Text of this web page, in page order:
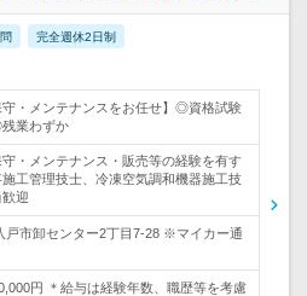
完全週休2日制
守・メンテナンスをお任せ】◎資格試験
業わずか
守・メンテナンス・販売等の経験を有す
工管理技士、冷凍空気調和機器施工技
迎
戸市卸センター2丁目7-28 ※マイカー通
円 ＊給与は経験年数、職歴等を考慮